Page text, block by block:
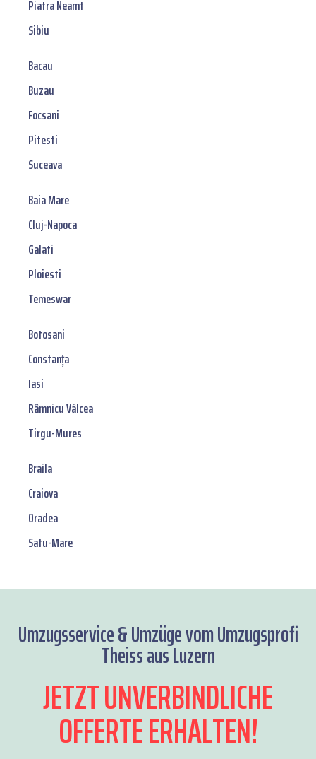
Piatra Neamt
Sibiu
Bacau
Buzau
Focsani
Pitesti
Suceava
Baia Mare
Cluj-Napoca
Galati
Ploiesti
Temeswar
Botosani
Constanța
Iasi
Râmnicu Vâlcea
Tirgu-Mures
Braila
Craiova
Oradea
Satu-Mare
Umzugsservice & Umzüge vom Umzugsprofi
Theiss aus Luzern
JETZT UNVERBINDLICHE
OFFERTE ERHALTEN!